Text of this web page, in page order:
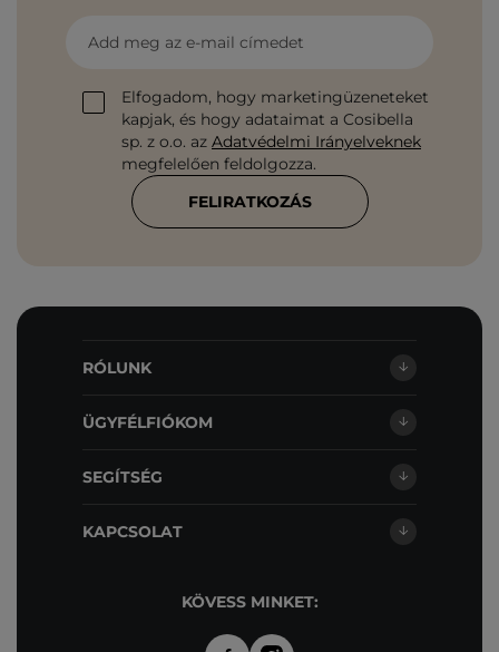
Add meg az e-mail címedet
Elfogadom, hogy marketingüzeneteket
kapjak, és hogy adataimat a Cosibella
sp. z o.o. az Adatvédelmi Irányelveknek
megfelelően feldolgozza.
FELIRATKOZÁS
RÓLUNK
ÜGYFÉLFIÓKOM
SEGÍTSÉG
KAPCSOLAT
KÖVESS MINKET: